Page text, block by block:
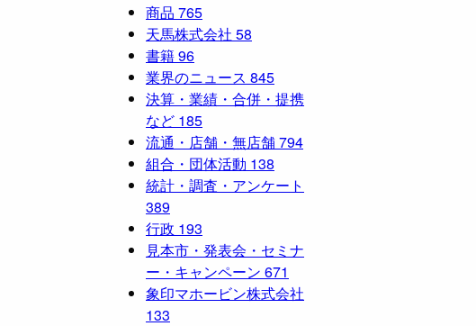
商品 765
天馬株式会社 58
書籍96
業界のニュース 845
決算・業績・合併・提携
など 185
流通・店舗・無店舗794
組合・団体活動 138
統計・調査・アンケート
389
行政 193
見本市・発表会・セミナ
ー・キャンペーン 671
象印マホービン株式会社
133